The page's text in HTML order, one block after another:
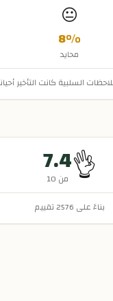
😐
8%
محايد
السلبية كانت التأخير
👌
7.4
من 10
بناءً على 2576تقييم